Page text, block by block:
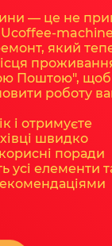
— це не
Ucoffee-
який
Поштою",
роботу
і отримуєте
швидко
поради
усі елементи